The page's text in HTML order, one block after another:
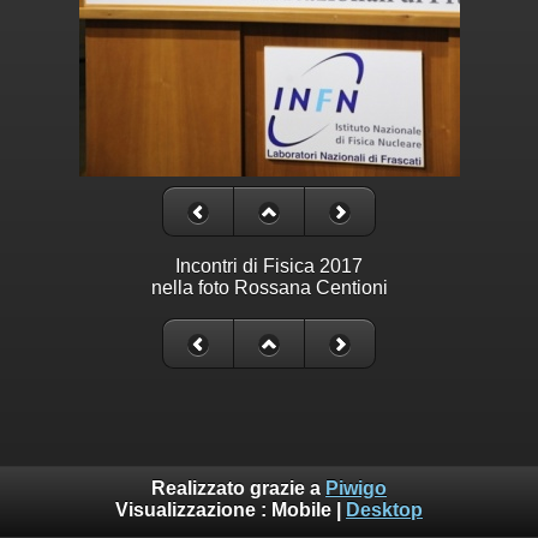
Incontri di Fisica 2017
nella foto Rossana Centioni
Realizzato grazie a Piwigo
Visualizzazione : Mobile Desktop